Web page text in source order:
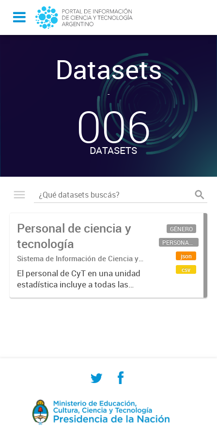
Datasets
-
006
DATASETS
Personal de ciencia y
tecnología
Sistema de Información de Ciencia y
Tecnología Argentino (SICYTAR)
El personal de CyT en una unidad
estadística incluye a todas las
personas involucradas
GÉNERO
PERSONAL CIENTÍFICO-TECNOLÓGICO
json
csv